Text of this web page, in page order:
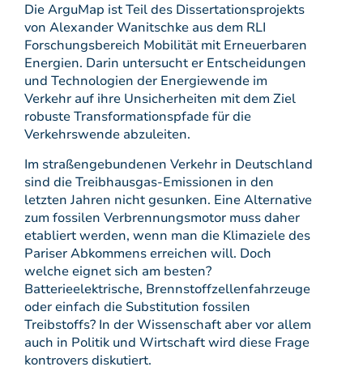
Die ArguMap ist Teil des Dissertationsprojekts
von Alexander Wanitschke aus dem RLI
Forschungsbereich Mobilität mit Erneuerbaren
Energien. Darin untersucht er Entscheidungen
und Technologien der Energiewende im
Verkehr auf ihre Unsicherheiten mit dem Ziel
robuste Transformationspfade für die
Verkehrswende abzuleiten.
Im straßengebundenen Verkehr in Deutschland
sind die Treibhausgas-Emissionen in den
letzten Jahren nicht gesunken. Eine Alternative
zum fossilen Verbrennungsmotor muss daher
etabliert werden, wenn man die Klimaziele des
Pariser Abkommens erreichen will. Doch
welche eignet sich am besten?
Batterieelektrische, Brennstoffzellenfahrzeuge
oder einfach die Substitution fossilen
Treibstoffs? In der Wissenschaft aber vor allem
auch in Politik und Wirtschaft wird diese Frage
kontrovers diskutiert.